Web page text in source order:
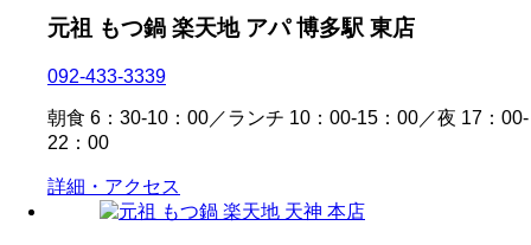
元祖 もつ鍋 楽天地 アパ 博多駅 東店
092-433-3339
朝食 6：30-10：00／ランチ 10：00-15：00／夜 17：00-
22：00
詳細・アクセス